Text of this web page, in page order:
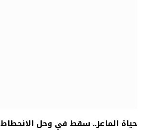
حياة الماعز.. سقط في وحل الانحطاط